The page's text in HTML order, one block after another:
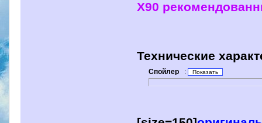
X90
Технические
Спойлер :